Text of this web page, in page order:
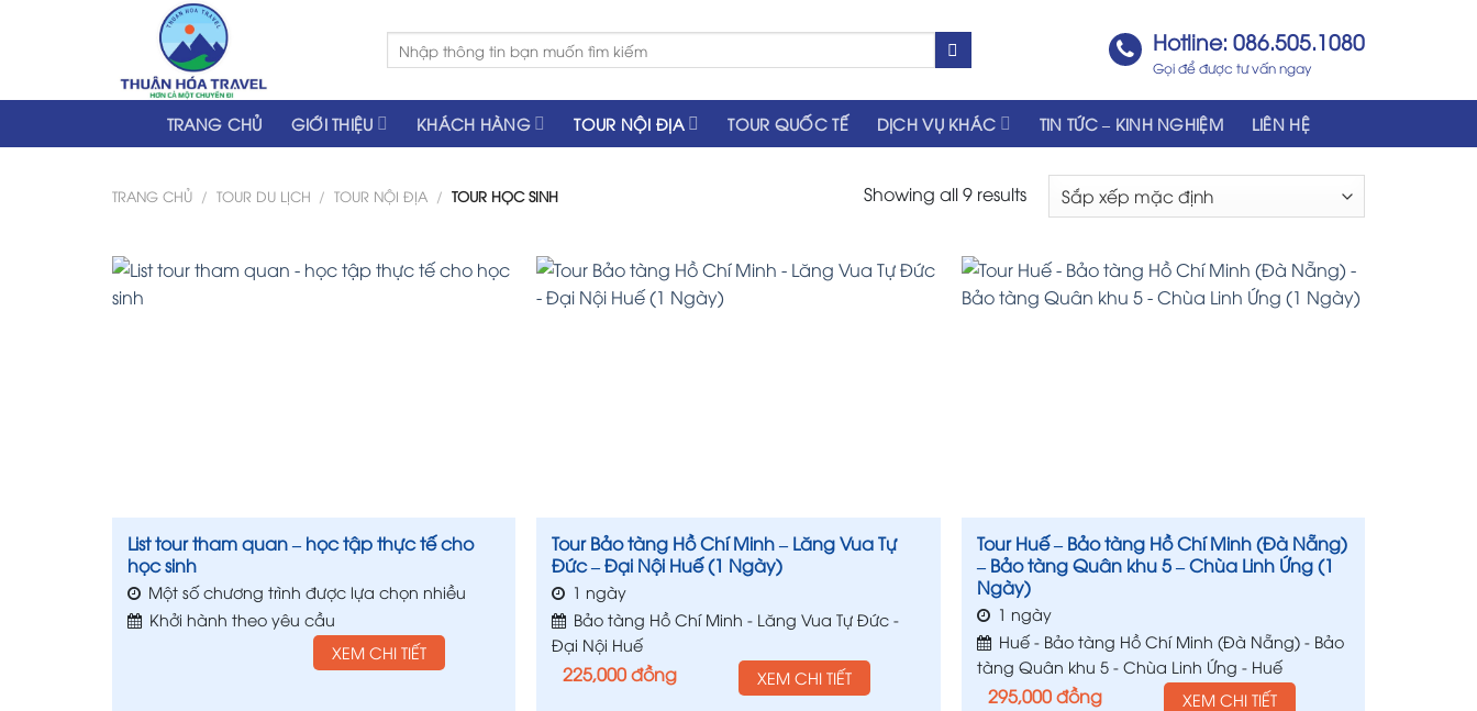
kiếm:
Hotline: 086.505.1080
Gọi để được tư vấn ngay
TRANG CHỦ GIỚI THIỆU KHÁCH HÀNG TOUR NỘI ĐỊA TOUR QUỐC TẾ DỊCH VỤ KHÁC TIN TỨC – KINH NGHIỆM LIÊN HỆ
TRANG CHỦ / TOUR DU LỊCH / TOUR NỘI ĐỊA / TOUR HỌC SINH Showing all 9 results
List tour tham quan – học tập thực tế cho
học sinh
Một số chương trình được lựa chọn nhiều
Khởi hành theo yêu cầu
XEM CHI TIẾT
Tour Bảo tàng Hồ Chí Minh – Lăng Vua Tự
Đức – Đại Nội Huế (1 Ngày)
1 ngày
Bảo tàng Hồ Chí Minh - Lăng Vua Tự Đức -
Đại Nội Huế
225,000đồng XEM CHI TIẾT
Tour Huế – Bảo tàng Hồ Chí Minh (Đà Nẵng)
– Bảo tàng Quân khu 5 – Chùa Linh Ứng (1
Ngày)
1 ngày
Huế - Bảo tàng Hồ Chí Minh (Đà Nẵng) - Bảo
tàng Quân khu 5 - Chùa Linh Ứng - Huế
295,000đồng XEM CHI TIẾT